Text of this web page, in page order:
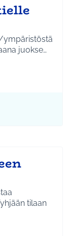
ympäristöstä
juokse…
- Lahela
tilaan